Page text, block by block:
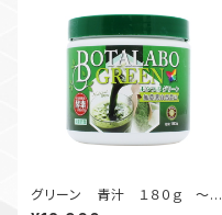
グリーン 青汁 １８０ｇ ～酵
素が生きてる完全無農薬・自然